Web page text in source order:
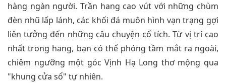
hàng ngàn người. Trần hang cao vút với những chùm
đèn nhũ lấp lánh, các khối đá muôn hình vạn trạng gợi
liên tưởng đến những câu chuyện cổ tích. Từ vị trí cao
nhất trong hang, bạn có thể phóng tầm mắt ra ngoài,
chiêm ngưỡng một góc Vịnh Hạ Long thơ mộng qua
"khung cửa sổ" tự nhiên.